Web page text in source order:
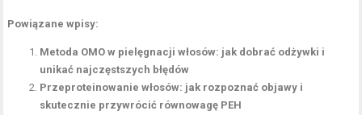
Powiązane wpisy:
Metoda OMO w pielęgnacji włosów: jak dobrać odżywki i
unikać najczęstszych błędów
Przeproteinowanie włosów: jak rozpoznać objawy i
skutecznie przywrócić równowagę PEH